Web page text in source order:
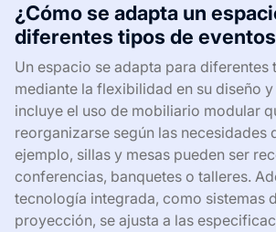
¿Cómo se adapta un
diferentes tipos de
Un espacio se adapta para diferentes
mediante la flexibilidad en su diseño
incluye el uso de mobiliario modular
reorganizarse según las necesidades
ejemplo, sillas y mesas pueden ser
conferencias, banquetes o talleres.
tecnología integrada, como sistemas
proyección, se ajusta a las